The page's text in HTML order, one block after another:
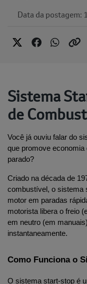
Data da
Sistema
de
Você já ouviu falar do
que promove
parado?
Criado na década de
combustível, o sistema
motor em paradas
motorista libera o freio
em neutro (em
instantaneamente.
Como Funciona o
O sistema start-stop é